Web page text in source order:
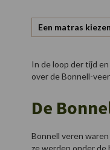
Een matras kiezen
In de loop der tijd
over de Bonnell-
De
Bonnell veren
ze werden onder